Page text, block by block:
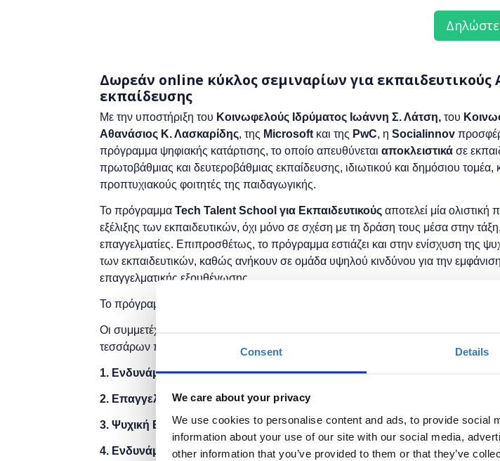
Consent Details
We care about your privacy
We use cookies to personalise content and ads, to provide social
information about your use of our site with our social media,
other information that you’ve provided to them or that they’ve
Δωρεάν online κύκλος σεμιναρίων για εκπαιδευτικούς
εκπαίδευσης
Με την υποστήριξη του Κοινωφελούς Ιδρύματος Ιωάννη Σ. Λάτση, του
Aθανάσιος Κ. Λασκαρίδης, της Μicrosoft και της PwC, η Socialinnov
πρόγραμμα ψηφιακής κατάρτισης, το οποίο απευθύνεται αποκλειστικά σε
πρωτοβάθμιας και δευτεροβάθμιας εκπαίδευσης, ιδιωτικού και δημόσιου τομέα,
προπτυχιακούς φοιτητές της παιδαγωγικής.
Το πρόγραμμα Tech Talent School για Εκπαιδευτικούς αποτελεί μία ολιστική
εξέλιξης των εκπαιδευτικών, όχι μόνο σε σχέση με τη δράση τους μέσα στην
επαγγελματίες. Επιπροσθέτως, το πρόγραμμα εστιάζει και στην ενίσχυση της
των εκπαιδευτικών, καθώς ανήκουν σε ομάδα υψηλού κινδύνου για την
επαγγελματικής εξουθένωσης.
Το πρόγραμμα τελεί υπό την αιγίδα του
Οι συμμετέχοντες του προγράμματος θα κληθούν να παρακολουθήσουν τα
τεσσάρων πυλώνων του προγράμματος:
1. Ενδυνάμωση σε Ψηφιακές Δεξιότητες
2. Επαγγελματική Ενδυνάμωση
3. Ψυχική Ενδυνάμωση
4. Ενδυνάμωση στη Σχολική Κοινότητα